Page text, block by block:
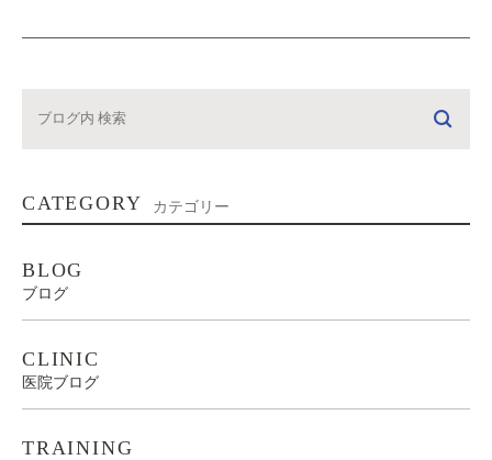
CATEGORY カテゴリー
BLOG
ブログ
CLINIC
医院ブログ
TRAINING